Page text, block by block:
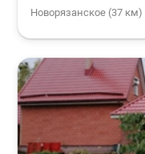
Новорязанское (37